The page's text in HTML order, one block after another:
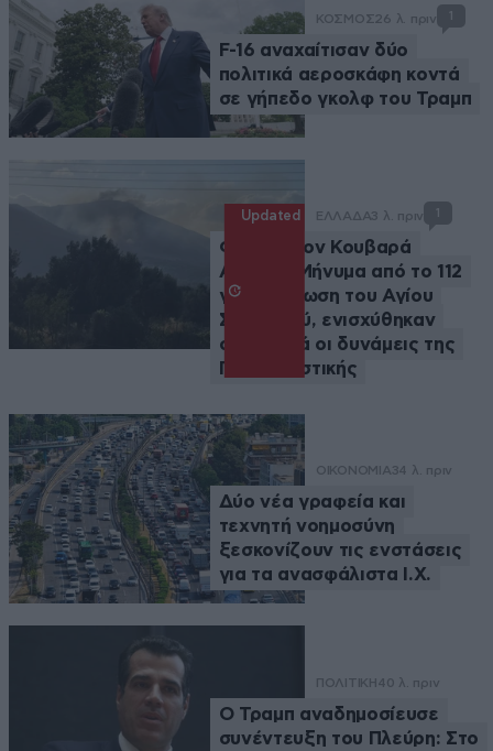
ΚΟΣΜΟΣ26 λ. πριν 1
F-16 αναχαίτισαν δύο
πολιτικά αεροσκάφη κοντά
σε γήπεδο γκολφ του Τραμπ
Updated ΕΛΛΑΔΑ3 λ. πριν 1
Φωτιά στον Κουβαρά
Αττικής: Μήνυμα από το 112
για εκκένωση του Αγίου
Στυλιανού, ενισχύθηκαν
σημαντικά οι δυνάμεις της
Πυροσβεστικής
ΟΙΚΟΝΟΜΙΑ34 λ. πριν
Δύο νέα γραφεία και
τεχνητή νοημοσύνη
ξεσκονίζουν τις ενστάσεις
για τα ανασφάλιστα Ι.Χ.
ΠΟΛΙΤΙΚΗ40 λ. πριν
Ο Τραμπ αναδημοσίευσε
συνέντευξη του Πλεύρη: Στο